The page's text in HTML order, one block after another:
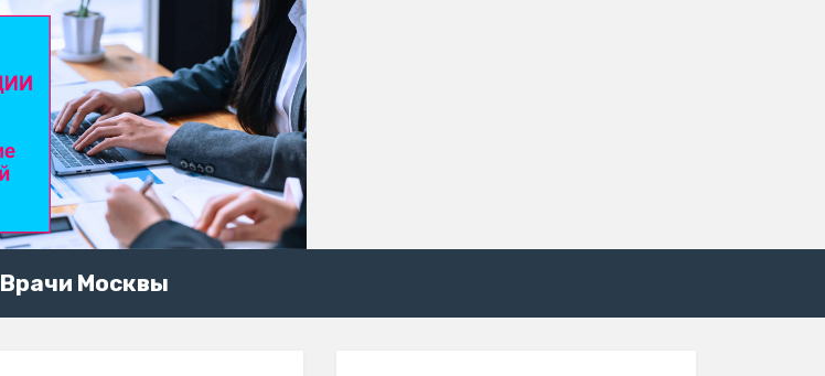
Врачи Москвы